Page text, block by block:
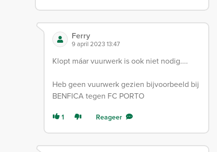
Ferry
9 april 2023 13:47
Klopt máar vuurwerk is ook niet nodig....
Heb geen vuurwerk gezien bijvoorbeeld bij
BENFICA tegen FC PORTO
1 Reageer